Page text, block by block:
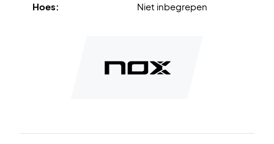
Hoes:
Niet inbegrepen